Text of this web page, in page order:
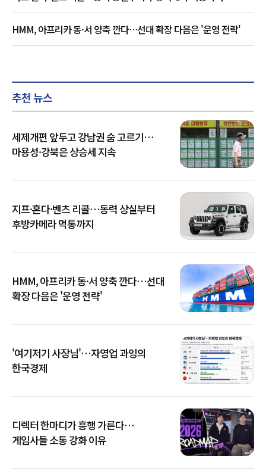
HMM, 아프리카 동·서 양축 깐다…선대 확장 다음은 '운영 전략'
추천 뉴스
세제개편 앞두고 강남권 숨 고르기…
마용성·강북은 상승세 지속
지프·혼다·벤츠 리콜…동력 상실부터
후방카메라 먹통까지
HMM, 아프리카 동·서 양축 깐다…선대
확장 다음은 '운영 전략'
'여기저기 사장님'…자영업 과잉의
한국경제
디렉터 한마디가 흥행 가른다…
게임사들 소통 강화 이유